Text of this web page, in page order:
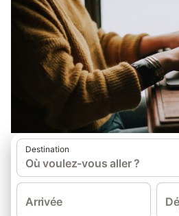
Destination
Où voulez-vous aller ?
Arrivée